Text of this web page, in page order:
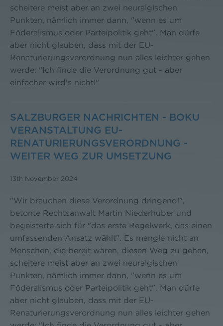
scheitere meist aber an zwei neuralgischen
Punkten, nämlich immer dann, "wenn es um
Föderalismus oder Parteipolitik geht". Man dürfe
aber nicht glauben, dass mit der EU-
Renaturierungsverordnung nun alles leichter gehen
werde: "Ich finde die Verordnung gut - aber
einfacher wird's nicht!"
SALZBURGER NACHRICHTEN - BOKU
VERANSTALTUNG EU-
RENATURIERUNGSVERORDNUNG -
WEITER WEG ZUR UMSETZUNG
13th November 2024
"Wir brauchen diese Verordnung dringend!",
betonte Rechtsanwalt Martin Niederhuber und
begeisterte sich für "das erste Regelwerk, das einen
umfassenden Ansatz wählt". Es mangle nicht an
Menschen, die bereit wären, diesen Weg zu gehen,
scheitere meist aber an zwei neuralgischen
Punkten, nämlich immer dann, "wenn es um
Föderalismus oder Parteipolitik geht". Man dürfe
aber nicht glauben, dass mit der EU-
Renaturierungsverordnung nun alles leichter gehen